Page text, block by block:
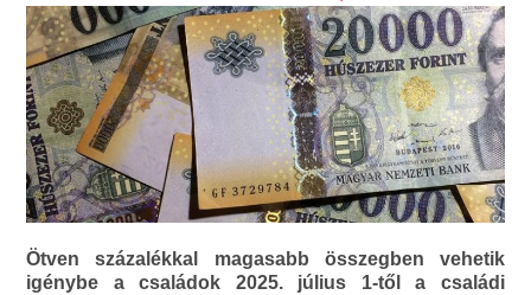
Ötven százalékkal magasabb összegben vehetik
igénybe a családok 2025. július 1-től a családi